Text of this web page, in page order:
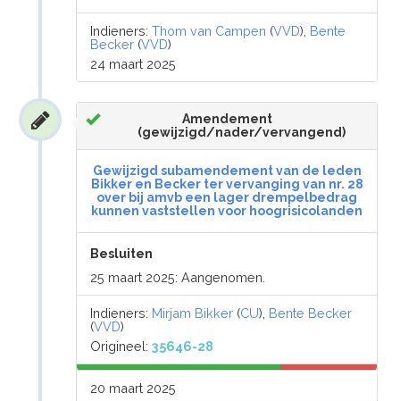
Indieners:Thom van Campen (VVD), Bente
Becker (VVD)
24 maart 2025
Amendement
(gewijzigd/nader/vervangend)
Gewijzigd subamendement van de leden
Bikker en Becker ter vervanging van nr. 28
over bij amvb een lager drempelbedrag
kunnen vaststellen voor hoogrisicolanden
Besluiten
25 maart 2025: Aangenomen.
Indieners: Mirjam Bikker (CU), Bente Becker
(VVD)
Origineel:35646-28
20 maart 2025